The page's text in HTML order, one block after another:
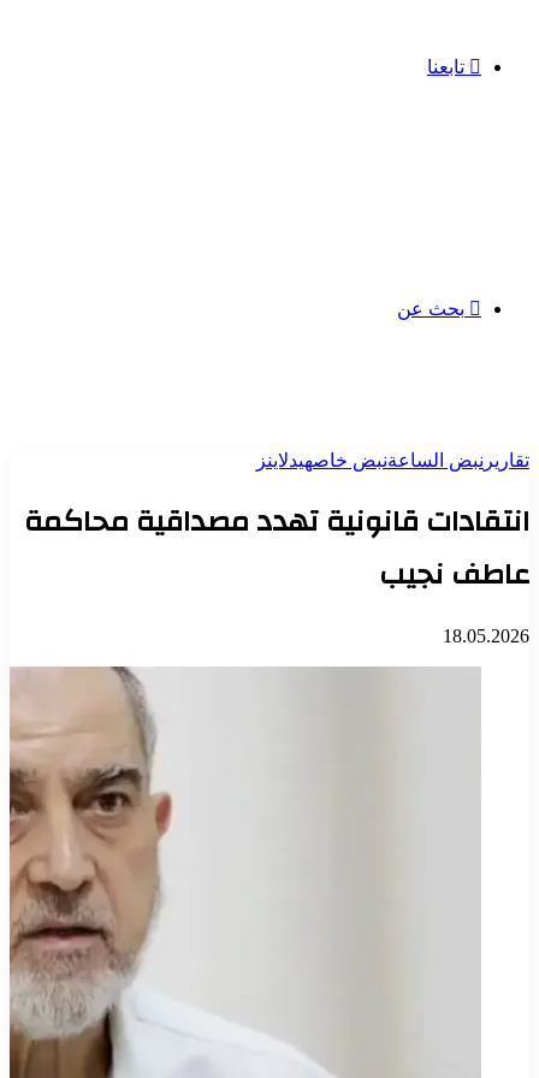
تابعنا
بحث عن
تقارير نبض الساعةنبض خاصهيدلاينز
انتقادات قانونية تهدد مصداقية محاكمة
عاطف نجيب
18.05.2026